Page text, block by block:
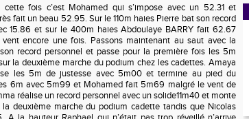
fois c’est Mohamed qui s’impose avec un 52.31 et
fait un beau 52.95. Sur le 110m haies Pierre bat son record
15.86 et sur le 400m haies Abdoulaye BARRY fait 62.67
encore une fois. Passons maintenant au saut avec la
record personnel et passe pour la première fois les 5m
la deuxième marche du podium chez les cadettes. Amaya
les 5m de justesse avec 5m00 et termine au pied du
6m avec 5m99 et Mohamed fait 5m69 malgré le vent de
réalise un record personnel avec un solide11m40 et monte
deuxième marche du podium cadette tandis que Nicolas